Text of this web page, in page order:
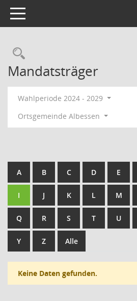
Toggle navigation
Rechercheauswahl
Mandatsträger
Wahlperiode 2024 - 2029
Ortsgemeinde Albessen
A B C D E
I J K L M
Q R S T U
Y Z Alle
Keine Daten gefunden.